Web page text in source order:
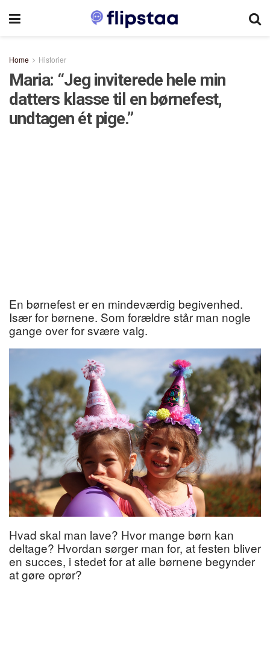
Home Historier
Maria: “Jeg inviterede hele min
datters klasse til en børnefest,
undtagen ét pige.”
En børnefest er en mindeværdig begivenhed.
Især for børnene. Som forældre står man nogle
gange over for svære valg.
Hvad skal man lave? Hvor mange børn kan
deltage? Hvordan sørger man for, at festen bliver
en succes, i stedet for at alle børnene begynder
at gøre oprør?